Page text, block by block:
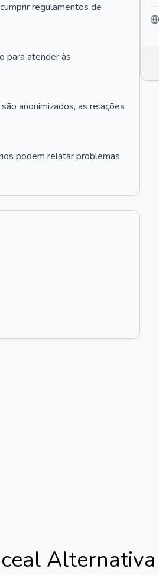
regulamentos de
para atender às
anonimizados, as relações
podem relatar problemas,
Alternativa